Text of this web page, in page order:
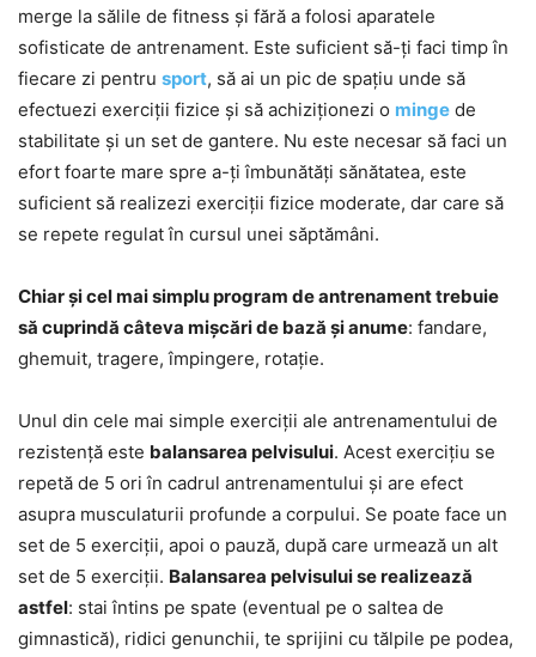
merge la sălile de fitness și fără a folosi aparatele
sofisticate de antrenament. Este suficient să-ți faci timp în
fiecare zi pentru sport, să ai un pic de spațiu unde să
efectuezi exerciții fizice și să achiziționezi o minge de
stabilitate și un set de gantere. Nu este necesar să faci un
efort foarte mare spre a-ți îmbunătăți sănătatea, este
suficient să realizezi exerciții fizice moderate, dar care să
se repete regulat în cursul unei săptămâni.
Chiar și cel mai simplu program de antrenament trebuie
să cuprindă câteva mișcări de bază și anume: fandare,
ghemuit, tragere, împingere, rotație.
Unul din cele mai simple exerciții ale antrenamentului de
rezistență este balansarea pelvisului. Acest exercițiu se
repetă de 5 ori în cadrul antrenamentului și are efect
asupra musculaturii profunde a corpului. Se poate face un
set de 5 exerciții, apoi o pauză, după care urmează un alt
set de 5 exerciții. Balansarea pelvisului se realizează
astfel: stai întins pe spate (eventual pe o saltea de
gimnastică), ridici genunchii, te sprijini cu tălpile pe podea,